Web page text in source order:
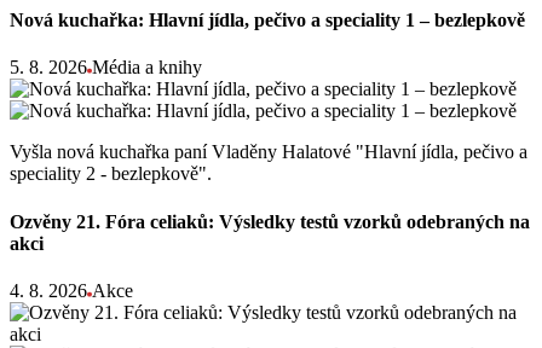
Nová kuchařka: Hlavní jídla, pečivo a speciality 1 – bezlepkově
5. 8. 2026 Média a knihy
Vyšla nová kuchařka paní Vladěny Halatové "Hlavní jídla, pečivo a
speciality 2 - bezlepkově".
Ozvěny 21. Fóra celiaků: Výsledky testů vzorků odebraných na
akci
4. 8. 2026 Akce